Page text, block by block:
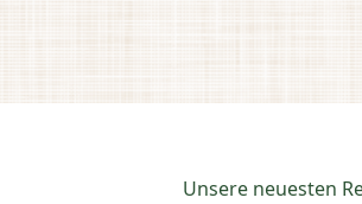
Unsere neuesten